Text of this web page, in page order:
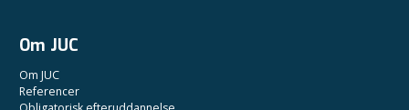
Om JUC
Om JUC
Referencer